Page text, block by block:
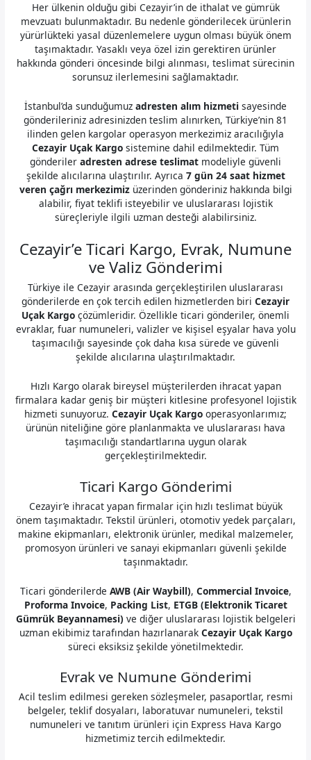
Her ülkenin olduğu gibi Cezayir’in de ithalat ve gümrük
mevzuatı bulunmaktadır. Bu nedenle gönderilecek ürünlerin
yürürlükteki yasal düzenlemelere uygun olması büyük önem
taşımaktadır. Yasaklı veya özel izin gerektiren ürünler
hakkında gönderi öncesinde bilgi alınması, teslimat sürecinin
sorunsuz ilerlemesini sağlamaktadır.
İstanbul’da sunduğumuz adresten alım hizmeti sayesinde
gönderileriniz adresinizden teslim alınırken, Türkiye’nin 81
ilinden gelen kargolar operasyon merkezimiz aracılığıyla
Cezayir Uçak Kargo sistemine dahil edilmektedir. Tüm
gönderiler adresten adrese teslimat modeliyle güvenli
şekilde alıcılarına ulaştırılır. Ayrıca 7 gün 24 saat hizmet
veren çağrı merkezimizüzerinden gönderiniz hakkında bilgi
alabilir, fiyat teklifi isteyebilir ve uluslararası lojistik
süreçleriyle ilgili uzman desteği alabilirsiniz.
Cezayir’e Ticari Kargo, Evrak, Numune
ve Valiz Gönderimi
Türkiye ile Cezayir arasında gerçekleştirilen uluslararası
gönderilerde en çok tercih edilen hizmetlerden biri Cezayir
Uçak Kargo çözümleridir. Özellikle ticari gönderiler, önemli
evraklar, fuar numuneleri, valizler ve kişisel eşyalar hava yolu
taşımacılığı sayesinde çok daha kısa sürede ve güvenli
şekilde alıcılarına ulaştırılmaktadır.
Hızlı Kargo olarak bireysel müşterilerden ihracat yapan
firmalara kadar geniş bir müşteri kitlesine profesyonel lojistik
hizmeti sunuyoruz. Cezayir Uçak Kargo operasyonlarımız;
ürünün niteliğine göre planlanmakta ve uluslararası hava
taşımacılığı standartlarına uygun olarak
gerçekleştirilmektedir.
Ticari Kargo Gönderimi
Cezayir’e ihracat yapan firmalar için hızlı teslimat büyük
önem taşımaktadır. Tekstil ürünleri, otomotiv yedek parçaları,
makine ekipmanları, elektronik ürünler, medikal malzemeler,
promosyon ürünleri ve sanayi ekipmanları güvenli şekilde
taşınmaktadır.
Ticari gönderilerde AWB (Air Waybill), Commercial Invoice,
Proforma Invoice, Packing List, ETGB (Elektronik Ticaret
Gümrük Beyannamesi) ve diğer uluslararası lojistik belgeleri
uzman ekibimiz tarafından hazırlanarak Cezayir Uçak Kargo
süreci eksiksiz şekilde yönetilmektedir.
Evrak ve Numune Gönderimi
Acil teslim edilmesi gereken sözleşmeler, pasaportlar, resmi
belgeler, teklif dosyaları, laboratuvar numuneleri, tekstil
numuneleri ve tanıtım ürünleri için Express Hava Kargo
hizmetimiz tercih edilmektedir.